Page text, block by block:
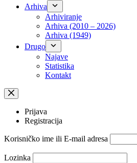
Arhiva
Arhiviranje
Arhiva (2010 – 2026)
Arhiva (1949)
Drugo
Najave
Statistika
Kontakt
Prijava
Registracija
Korisničko ime ili E-mail adresa
Lozinka